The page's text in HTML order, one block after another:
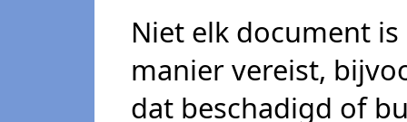
Niet elk document
manier vereist,
dat beschadigd of